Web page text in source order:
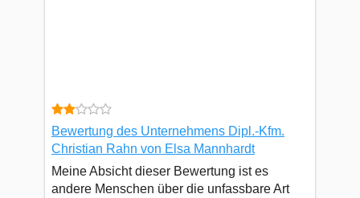
Bewertung des Unternehmens Dipl.-Kfm.
Christian Rahn von Elsa Mannhardt
Meine Absicht dieser Bewertung ist es
andere Menschen über die unfassbare Art